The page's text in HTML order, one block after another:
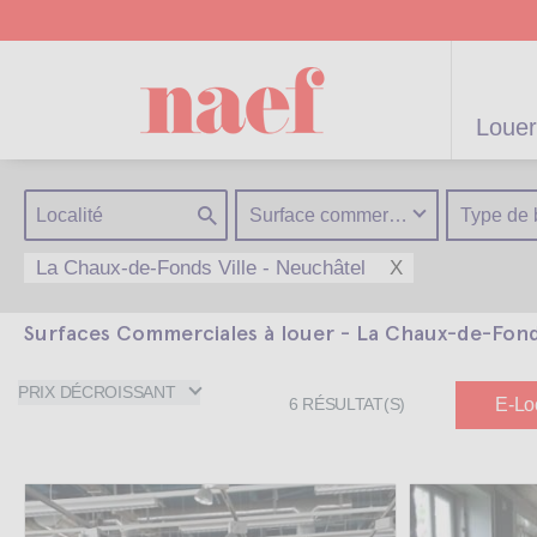
Louer
Appartements /
Parkings
/
Projets neufs Terrains
Gérance
Gérance
Biens
Biens de
La Chaux-de-Fonds Ville - Neuchâtel X
Surface commerciale Type de
Surfaces Commerciales à louer - La Chaux-de-
6 RÉSULTAT(S) E-
PRIX DÉCROISSANT